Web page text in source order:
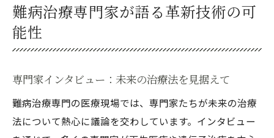
難病治療専門家が語る革新技術の可
能性
専門家インタビュー：未来の治療法を見据えて
難病治療専門の医療現場では、専門家たちが未来の治療
法について熱心に議論を交わしています。インタビュー